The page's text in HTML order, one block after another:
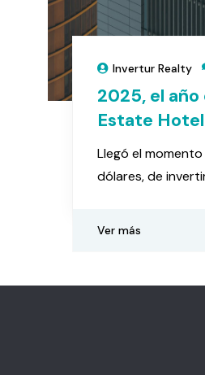
Invertur Realty
2025, el año
Estate
Llegó el
dólares, de
Ver más